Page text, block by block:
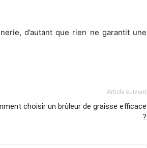
d’autant que rien ne garantit une
Article suivant
choisir un brûleur de graisse efficace
?